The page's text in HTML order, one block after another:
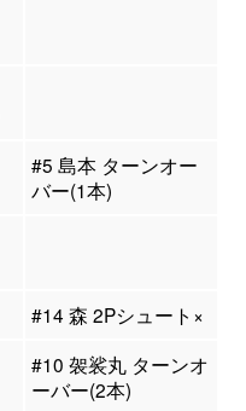
#5 島本 ターンオー
バー(1本)
#14 森 2Pシュート×
#10 袈裟丸 ターンオ
ーバー(2本)